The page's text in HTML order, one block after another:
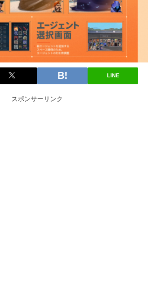
LINE
スポンサーリンク